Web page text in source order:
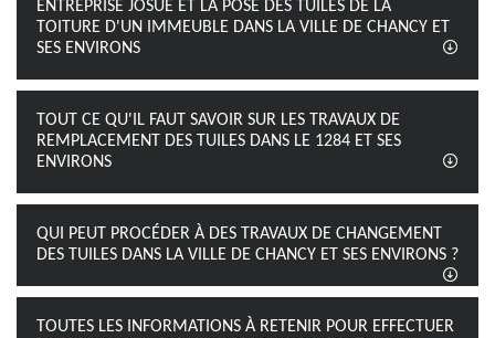
ENTREPRISE JOSUÉ ET LA POSE DES TUILES DE LA
TOITURE D'UN IMMEUBLE DANS LA VILLE DE CHANCY ET
SES ENVIRONS
TOUT CE QU'IL FAUT SAVOIR SUR LES TRAVAUX DE
REMPLACEMENT DES TUILES DANS LE 1284 ET SES
ENVIRONS
QUI PEUT PROCÉDER À DES TRAVAUX DE CHANGEMENT
DES TUILES DANS LA VILLE DE CHANCY ET SES ENVIRONS ?
TOUTES LES INFORMATIONS À RETENIR POUR EFFECTUER